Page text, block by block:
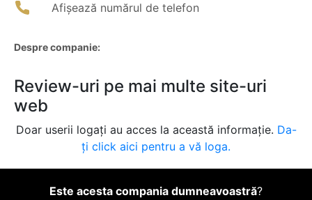
Afișează numărul de telefon
Despre companie:
Review-uri pe mai multe site-uri
web
Doar userii logați au acces la această informație. Da-
ți click aici pentru a vă loga.
Este acesta compania dumneavoastră?